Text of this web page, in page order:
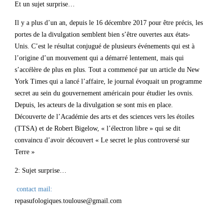
Et un sujet surprise…
Il y a plus d’un an, depuis le 16 décembre 2017 pour être précis, les
portes de la divulgation semblent bien s’être ouvertes aux états-
Unis. C’est le résultat conjugué de plusieurs événements qui est à
l’origine d’un mouvement qui a démarré lentement, mais qui
s’accélère de plus en plus. Tout a commencé par un article du New
York Times qui a lancé l’affaire, le journal évoquait un programme
secret au sein du gouvernement américain pour étudier les ovnis.
Depuis, les acteurs de la divulgation se sont mis en place.
Découverte de l’Académie des arts et des sciences vers les étoiles
(TTSA) et de Robert Bigelow, « l’électron libre » qui se dit
convaincu d’avoir découvert « Le secret le plus controversé sur
Terre »
2: Sujet surprise…
contact mail:
repasufologiques.toulouse@gmail.com